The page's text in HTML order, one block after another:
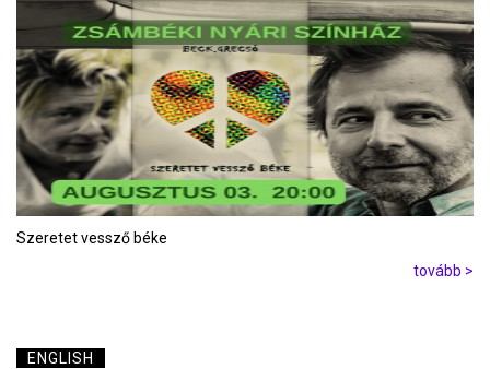
Szeretet vessző béke
tovább >
ENGLISH